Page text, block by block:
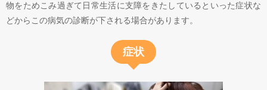
物をためこみ過ぎて日常生活に支障をきたしているといった症状な
どからこの病気の診断が下される場合があります。
症状